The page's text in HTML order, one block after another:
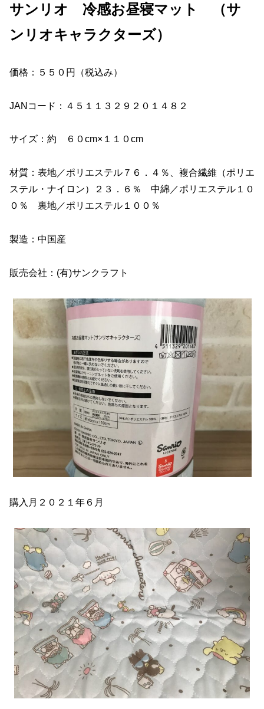
サンリオ 冷感お昼寝マット （サ
ンリオキャラクターズ）
価格：５５０円（税込み）
JANコード：４５１１３２９２０１４８２
サイズ：約 ６０cm×１１０cm
材質：表地／ポリエステル７６．４％、複合繊維（ポリエ
ステル・ナイロン）２３．６％ 中綿／ポリエステル１０
０％ 裏地／ポリエステル１００％
製造：中国産
販売会社：(有)サンクラフト
購入月２０２１年６月